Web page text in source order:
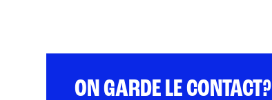
ON GARDE LE CONTACT?